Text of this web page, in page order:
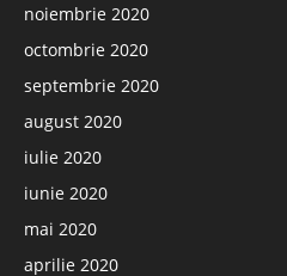
noiembrie 2020
octombrie 2020
septembrie 2020
august 2020
iulie 2020
iunie 2020
mai 2020
aprilie 2020